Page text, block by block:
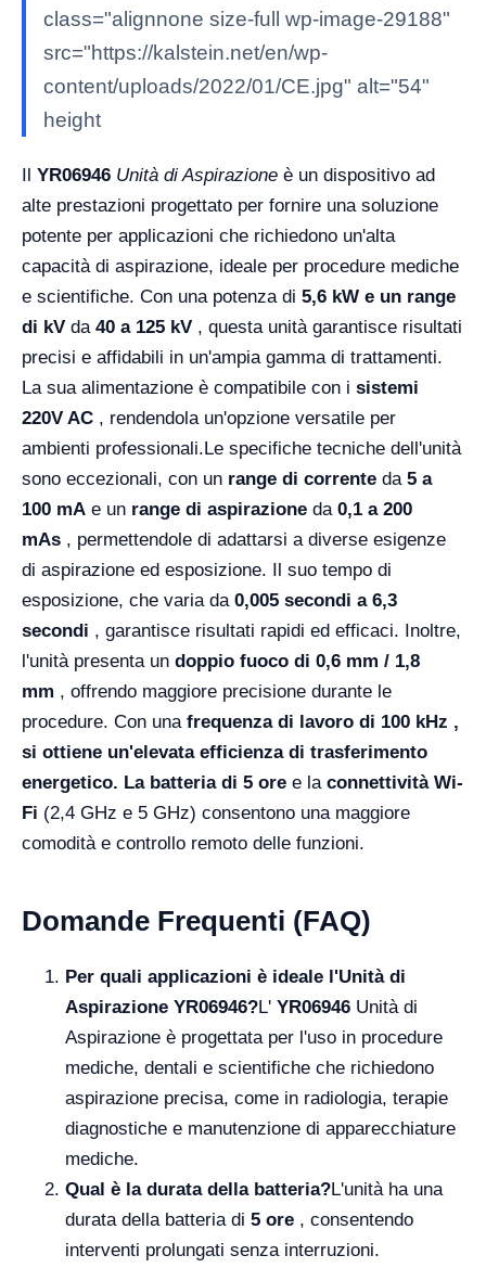
class="alignnone size-full wp-image-29188"
src="https://kalstein.net/en/wp-
content/uploads/2022/01/CE.jpg" alt="54"
height
Il YR06946 Unità di Aspirazione è un dispositivo ad
alte prestazioni progettato per fornire una soluzione
potente per applicazioni che richiedono un'alta
capacità di aspirazione, ideale per procedure mediche
e scientifiche. Con una potenza di 5,6 kW e un range
di kV da 40 a 125 kV , questa unità garantisce risultati
precisi e affidabili in un'ampia gamma di trattamenti.
La sua alimentazione è compatibile con i sistemi
220V AC , rendendola un'opzione versatile per
ambienti professionali.Le specifiche tecniche dell'unità
sono eccezionali, con un range di corrente da 5 a
100 mA e un range di aspirazione da 0,1 a 200
mAs , permettendole di adattarsi a diverse esigenze
di aspirazione ed esposizione. Il suo tempo di
esposizione, che varia da 0,005 secondi a 6,3
secondi , garantisce risultati rapidi ed efficaci. Inoltre,
l'unità presenta un doppio fuoco di 0,6 mm / 1,8
mm , offrendo maggiore precisione durante le
procedure. Con una frequenza di lavoro di 100 kHz ,
si ottiene un'elevata efficienza di trasferimento
energetico. La batteria di 5 ore e la connettività Wi-
Fi (2,4 GHz e 5 GHz) consentono una maggiore
comodità e controllo remoto delle funzioni.
Domande Frequenti (FAQ)
Per quali applicazioni è ideale l'Unità di
Aspirazione YR06946?L' YR06946 Unità di
Aspirazione è progettata per l'uso in procedure
mediche, dentali e scientifiche che richiedono
aspirazione precisa, come in radiologia, terapie
diagnostiche e manutenzione di apparecchiature
mediche.
Qual è la durata della batteria?L'unità ha una
durata della batteria di 5 ore , consentendo
interventi prolungati senza interruzioni.